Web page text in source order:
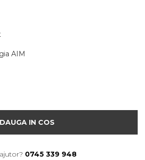
AIM
IN COS
0745 339 948